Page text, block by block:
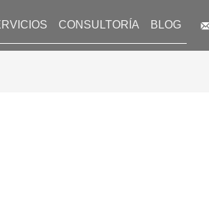
CONSULTORÍA BLOG